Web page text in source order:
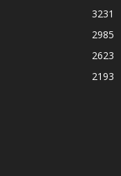
3231
2985
2623
2193